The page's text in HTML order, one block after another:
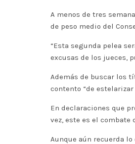
A menos de tres
de peso medio del
“Esta segunda pelea
excusas de los jueces,
Además de buscar los
contento “de
En declaraciones que
vez, este es el combate
Aunque aún recuerda